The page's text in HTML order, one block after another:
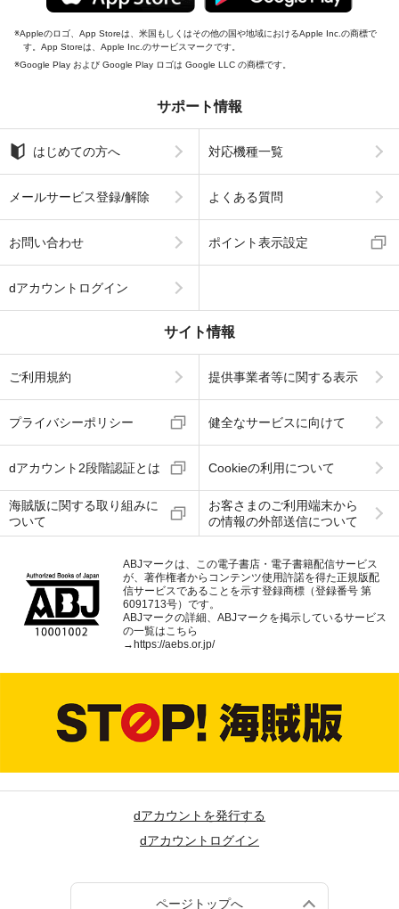
Appleのロゴ、App Storeは、米国もしくはその他の国や地域におけるApple Inc.の商標で
す。App Storeは、Apple Inc.のサービスマークです。
Google Play および Google Play ロゴは Google LLC の商標です。
サポート情報
はじめての方へ 対応機種一覧
メールサービス登録/解除 よくある質問
お問い合わせ ポイント表示設定
dアカウントログイン
サイト情報
ご利用規約 提供事業者等に関する表示
プライバシーポリシー 健全なサービスに向けて
dアカウント2段階認証とは Cookieの利用について
海賊版に関する取り組みに
ついて
お客さまのご利用端末から
の情報の外部送信について
ABJマークは、この電子書店・電子書籍配信サービス
が、著作権者からコンテンツ使用許諾を得た正規版配
信サービスであることを示す登録商標（登録番号 第
6091713号）です。
ABJマークの詳細、ABJマークを掲示しているサービス
の一覧はこちら
→ https://aebs.or.jp/
dアカウントを発行する
dアカウントログイン
ページトップへ